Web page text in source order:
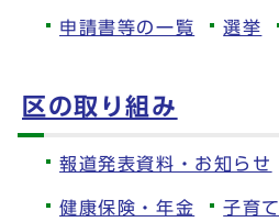
申請書等の一覧 選挙
区の取り組み
報道発表資料・お知らせ
健康保険・年金 子育て